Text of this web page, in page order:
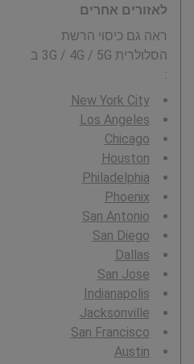
לאזורים אחרים
ראה גם כיסוי הרשת
הסלולרית 3G / 4G / 5G ב
:
New York City
Los Angeles
Chicago
Houston
Philadelphia
Phoenix
San Antonio
San Diego
Dallas
San Jose
Indianapolis
Jacksonville
San Francisco
Austin